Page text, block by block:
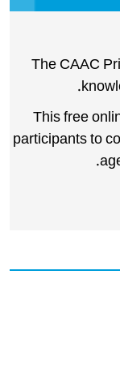
The CAAC
This free
participants to